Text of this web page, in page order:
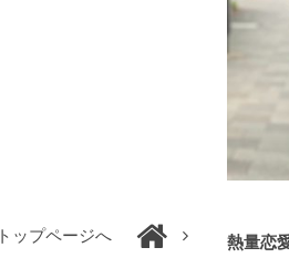
トップページへ 熱量恋